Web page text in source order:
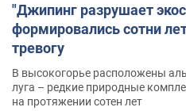
"Джипинг разрушает
формировались сотни
тревогу
В высокогорье расположены
луга – редкие природные
на протяжении сотен лет